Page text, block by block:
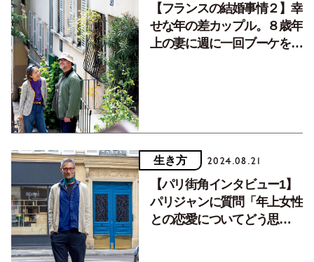
【フランスの結婚事情２】幸
せな年の差カップル。８歳年
上の妻に週に一回ブーケを贈
生き方 2024.08.21
【パリ街角インタビュー1】
パリジャンに質問「年上女性
との恋愛についてどう思